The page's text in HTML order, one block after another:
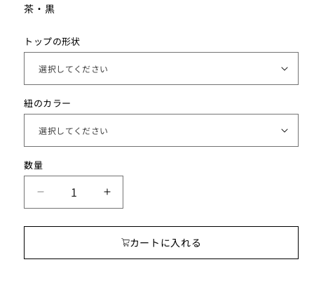
茶・黒
トップの形状
紐のカラー
数
量
数量
moon
夕
moon
カートに入れる